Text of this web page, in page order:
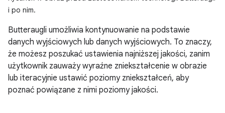
i po nim.
Butteraugli umożliwia kontynuowanie na podstawie
danych wyjściowych lub danych wyjściowych. To znaczy,
że możesz poszukać ustawienia najniższej jakości, zanim
użytkownik zauważy wyraźne zniekształcenie w obrazie
lub iteracyjnie ustawić poziomy zniekształceń, aby
poznać powiązane z nimi poziomy jakości.